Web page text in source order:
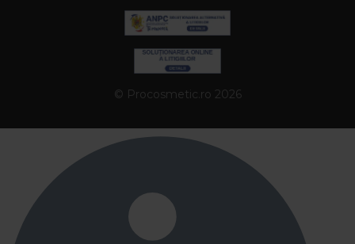
© Procosmetic.ro 2026